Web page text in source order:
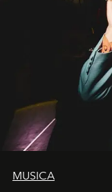
MUSICA